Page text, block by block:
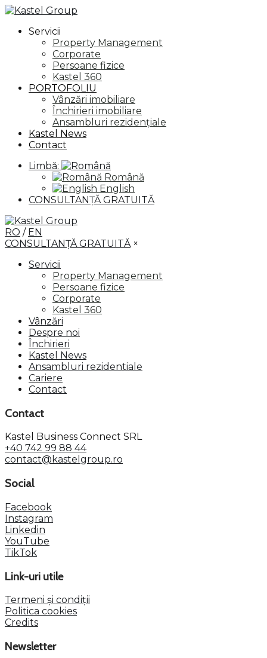
Servicii
Property Management
Corporate
Persoane fizice
Kastel 360
PORTOFOLIU
Vânzări imobiliare
Închirieri imobiliare
Ansambluri rezidențiale
Kastel News
Contact
Limbă:
Română
English
CONSULTANȚĂ GRATUITĂ
RO / EN
CONSULTANȚĂ GRATUITĂ ×
Servicii
Property Management
Persoane fizice
Corporate
Kastel 360
Vânzări
Despre noi
Închirieri
Kastel News
Ansambluri rezidentiale
Cariere
Contact
Contact
Kastel Business Connect SRL
+40 742 99 88 44
contact@kastelgroup.ro
Social
Facebook
Instagram
Linkedin
YouTube
TikTok
Link-uri utile
Termeni și condiții
Politica cookies
Credits
Newsletter